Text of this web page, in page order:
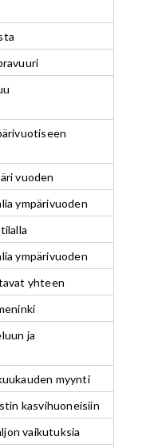
vuoden
ympärivuoden
ympärivuoden
yhteen
ja
myynti
kasvihuoneisiin
vaikutuksia